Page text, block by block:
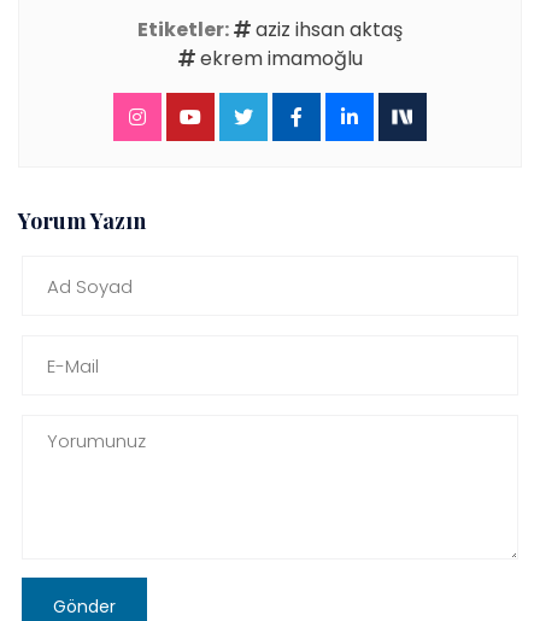
Etiketler:
aziz ihsan aktaş
ekrem imamoğlu
Yorum Yazın
Gönder